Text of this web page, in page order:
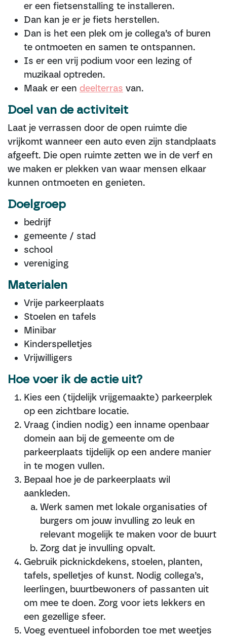
er een fietsenstalling te installeren.
Dan kan je er je fiets herstellen.
Dan is het een plek om je collega’s of buren
te ontmoeten en samen te ontspannen.
Is er een vrij podium voor een lezing of
muzikaal optreden.
Maak er een deelterras van.
Doel van de ac​t​iviteit
Laat je verrassen door de open ruimte die
vrijkomt wanneer een auto even zijn standplaats
afgeeft. Die open ruimte zetten we in de verf en
we maken er plekken van waar mensen elkaar
kunnen ontmoeten en genieten.
Doelgroep
bedrijf
gemeente / stad
school
vereniging
Materialen
Vrije parkeerplaats
Stoelen en tafels
Minibar
Kinderspelletjes
Vrijwilligers
Hoe voer ik de actie uit?
Kies een (tijdelijk vrijgemaakte) parkeerplek
op een zichtbare locatie.
Vraag (indien nodig) een inname openbaar
domein aan bij de gemeente om de
parkeerplaats tijdelijk op een andere manier
in te mogen vullen.
Bepaal hoe je de parkeerplaats wil
aankleden.
Werk samen met lokale organisaties of
burgers om jouw invulling zo leuk en
relevant mogelijk te maken voor de buurt
Zorg dat je invulling opvalt.
Gebruik picknickdekens, stoelen, planten,
tafels, spelletjes of kunst. Nodig collega’s,
leerlingen, buurtbewoners of passanten uit
om mee te doen. Zorg voor iets lekkers en
een gezellige sfeer.
Voeg eventueel infoborden toe met weetjes